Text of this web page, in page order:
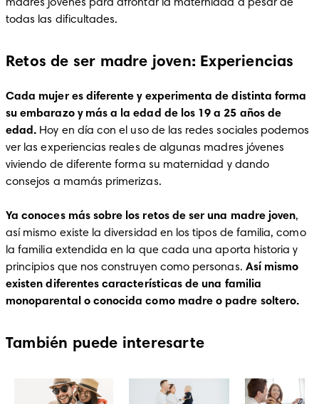
madres jóvenes para afrontar la maternidad a pesar de
todas las dificultades.
Retos de ser madre joven: Experiencias
Cada mujer es diferente y experimenta de distinta forma
su embarazo y más a la edad de los 19 a 25 años de
edad. Hoy en día con el uso de las redes sociales podemos
ver las experiencias reales de algunas madres jóvenes
viviendo de diferente forma su maternidad y dando
consejos a mamás primerizas.
Ya conoces más sobre los retos de ser una madre joven,
así mismo existe la diversidad en los tipos de familia, como
la familia extendida en la que cada una aporta historia y
principios que nos construyen como personas. Así mismo
existen diferentes características de una familia
monoparental o conocida como madre o padre soltero.
También puede interesarte